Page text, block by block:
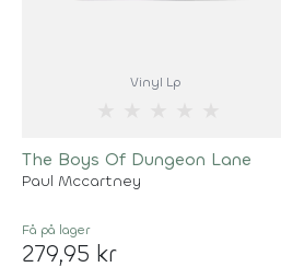
Vinyl Lp
The Boys Of Dungeon Lane
Paul Mccartney
Få på lager
279,95 kr